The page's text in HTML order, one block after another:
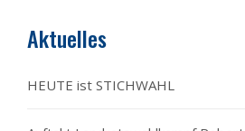
Aktuelles
HEUTE ist STICHWAHL